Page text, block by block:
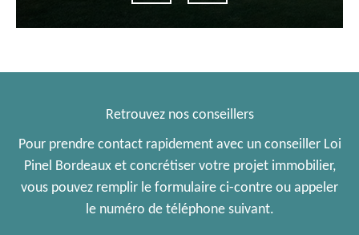
Retrouvez nos conseillers
Pour prendre contact rapidement avec un conseiller Loi
Pinel Bordeaux et concrétiser votre projet immobilier,
vous pouvez remplir le formulaire ci-contre ou appeler
le numéro de téléphone suivant.